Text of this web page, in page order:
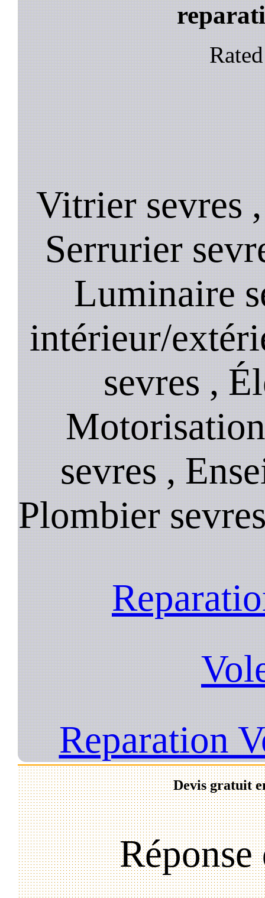
Vitrier sevres
Serrurier
Luminaire
intérieur/
sevres ,
sevres ,
Plombier
Reparation
Devis gratuit